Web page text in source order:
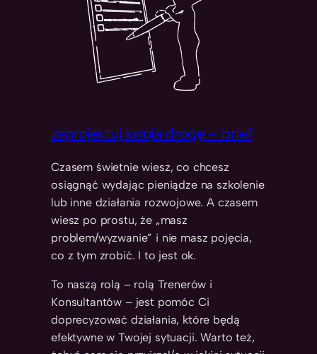
zaprojektuj swoja drogę – brief
Czasem świetnie wiesz, co chcesz
osiągnąć wydając pieniądze na szkolenie
lub inne działania rozwojowe. A czasem
wiesz po prostu, że „masz
problem/wyzwanie” i nie masz pojęcia,
co z tym zrobić. I to jest ok.
To naszą rolą – rolą Trenerów i
Konsultantów – jest pomóc Ci
doprecyzować działania, które będą
efektywne w Twojej sytuacji. Warto też,